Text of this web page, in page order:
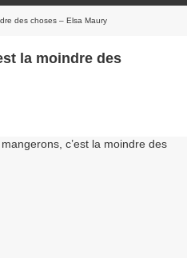
des choses – Elsa Maury
la moindre des